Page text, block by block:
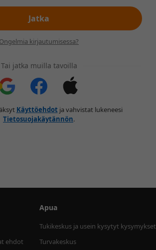
Jatka
Ongelmia kirjautumisessa?
Tai jatka muilla tavoilla
Käyttöehdot ja vahvistat lukeneesi
Tietosuojakäytännön.
ehdot
Apua
Tukikeskus ja usein kysytyt kysymykset
Turvakeskus